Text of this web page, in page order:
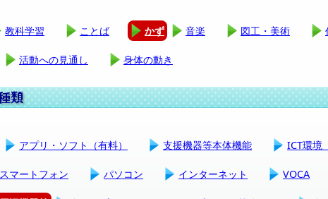
教科学習 ことば かず 音楽 図工・美術
活動への見通し 身体の動き
アプリ・ソフト（有料） 支援機器等本体機能 ICT環境
スマートフォン パソコン インターネット VOCA